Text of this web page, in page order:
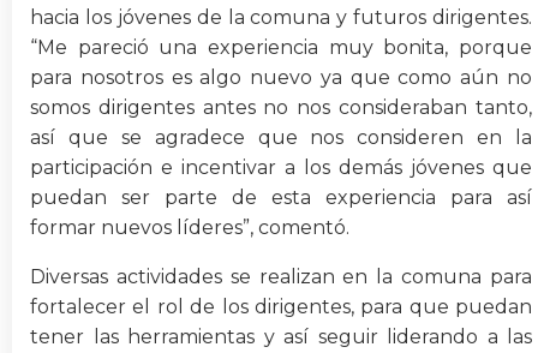
hacia los jóvenes de la comuna y futuros dirigentes.
“Me pareció una experiencia muy bonita, porque
para nosotros es algo nuevo ya que como aún no
somos dirigentes antes no nos consideraban tanto,
así que se agradece que nos consideren en la
participación e incentivar a los demás jóvenes que
puedan ser parte de esta experiencia para así
formar nuevos líderes”, comentó.
Diversas actividades se realizan en la comuna para
fortalecer el rol de los dirigentes, para que puedan
tener las herramientas y así seguir liderando a las